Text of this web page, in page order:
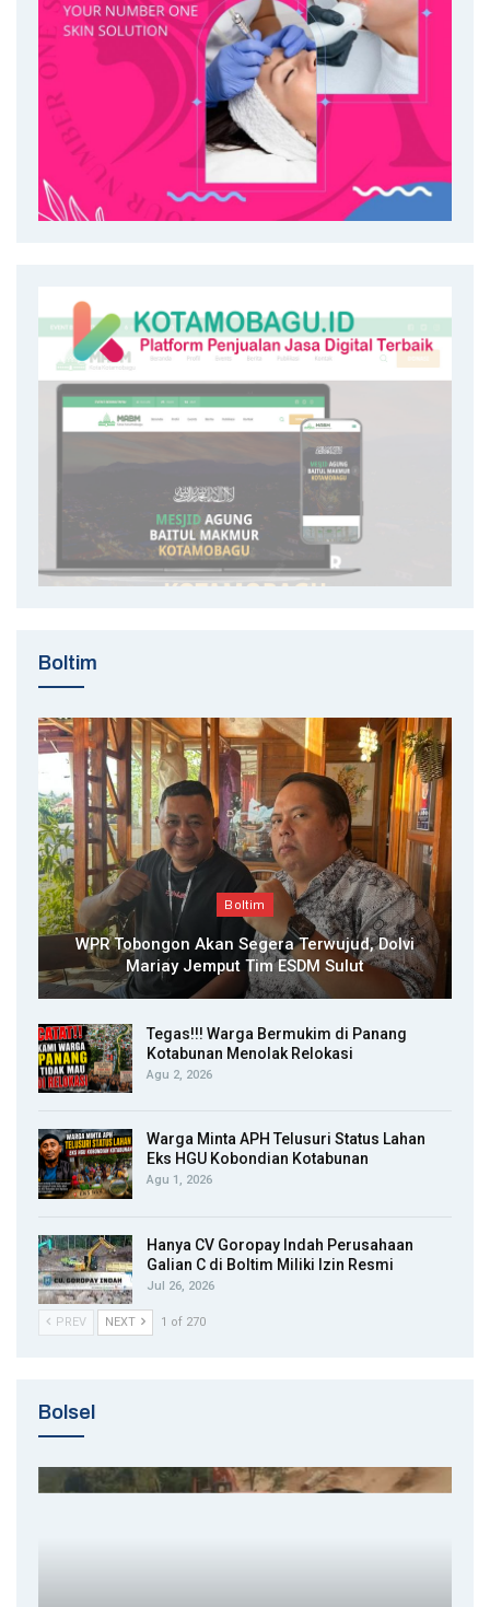
Boltim
Boltim
WPR Tobongon Akan Segera Terwujud, Dolvi
Mariay Jemput Tim ESDM Sulut
Tegas!!! Warga Bermukim di Panang
Kotabunan Menolak Relokasi
Agu 2, 2026
Warga Minta APH Telusuri Status Lahan
Eks HGU Kobondian Kotabunan
Agu 1, 2026
Hanya CV Goropay Indah Perusahaan
Galian C di Boltim Miliki Izin Resmi
Jul 26, 2026
PREV NEXT 1 of 270
Bolsel